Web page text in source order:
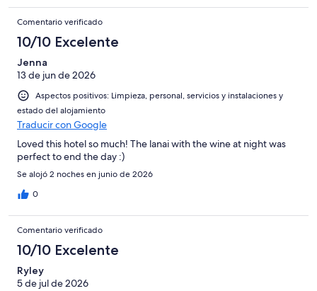
Comentario verificado
10/10 Excelente
Jenna
13 de jun de 2026
Aspectos positivos: Limpieza, personal, servicios y instalaciones y
estado del alojamiento
Traducir con Google
Loved this hotel so much! The lanai with the wine at night was
perfect to end the day :)
Se alojó 2 noches en junio de 2026
0
Comentario verificado
10/10 Excelente
Ryley
5 de jul de 2026